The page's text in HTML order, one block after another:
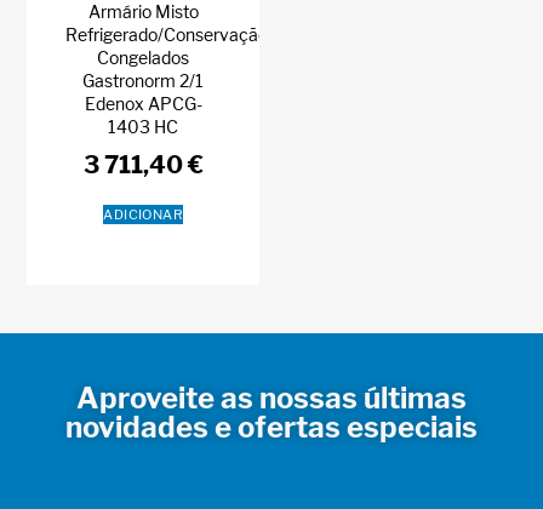
Armário Misto
Refrigerado/Conservação
Congelados
Gastronorm 2/1
Edenox APCG-
1403 HC
3 711,40€
ADICIONAR
Aproveite as nossas últimas
novidades e ofertas especiais